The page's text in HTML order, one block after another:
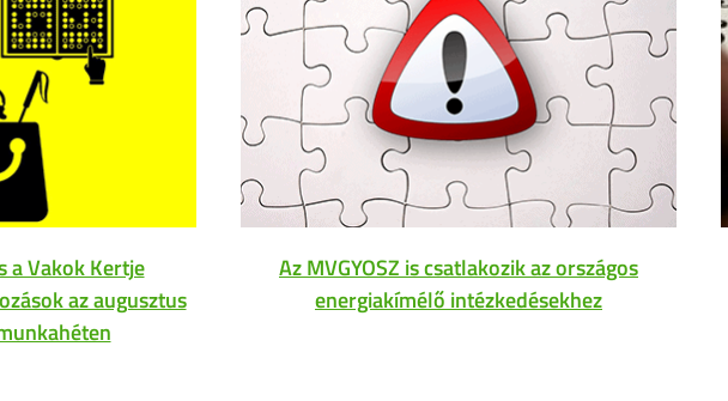
a Vakok Kertje
az augusztus
Az MVGYOSZ is csatlakozik az országos
energiakímélő intézkedésekhez